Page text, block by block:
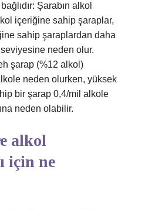
Şarabın alkol
içeriğine sahip şaraplar,
sahip şaraplardan daha
neden olur.
şarap (%12 alkol)
neden olurken, yüksek
bir şarap 0,4/mil alkole
neden olabilir.
alkol
için ne